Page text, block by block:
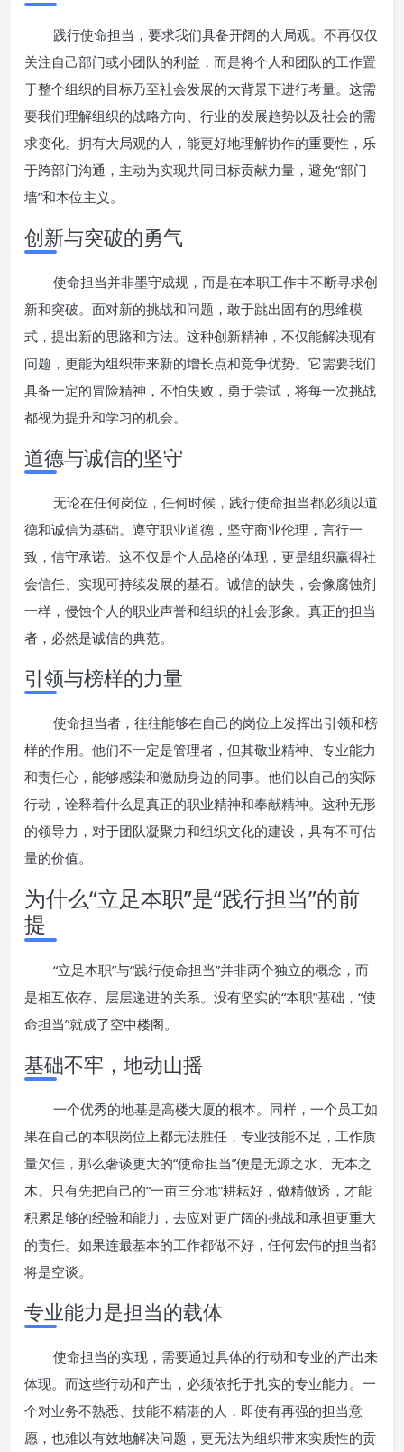
践行使命担当，要求我们具备开阔的大局观。不再仅仅
关注自己部门或小团队的利益，而是将个人和团队的工作置
于整个组织的目标乃至社会发展的大背景下进行考量。这需
要我们理解组织的战略方向、行业的发展趋势以及社会的需
求变化。拥有大局观的人，能更好地理解协作的重要性，乐
于跨部门沟通，主动为实现共同目标贡献力量，避免“部门
墙”和本位主义。
创新与突破的勇气
使命担当并非墨守成规，而是在本职工作中不断寻求创
新和突破。面对新的挑战和问题，敢于跳出固有的思维模
式，提出新的思路和方法。这种创新精神，不仅能解决现有
问题，更能为组织带来新的增长点和竞争优势。它需要我们
具备一定的冒险精神，不怕失败，勇于尝试，将每一次挑战
都视为提升和学习的机会。
道德与诚信的坚守
无论在任何岗位，任何时候，践行使命担当都必须以道
德和诚信为基础。遵守职业道德，坚守商业伦理，言行一
致，信守承诺。这不仅是个人品格的体现，更是组织赢得社
会信任、实现可持续发展的基石。诚信的缺失，会像腐蚀剂
一样，侵蚀个人的职业声誉和组织的社会形象。真正的担当
者，必然是诚信的典范。
引领与榜样的力量
使命担当者，往往能够在自己的岗位上发挥出引领和榜
样的作用。他们不一定是管理者，但其敬业精神、专业能力
和责任心，能够感染和激励身边的同事。他们以自己的实际
行动，诠释着什么是真正的职业精神和奉献精神。这种无形
的领导力，对于团队凝聚力和组织文化的建设，具有不可估
量的价值。
为什么“立足本职”是“践行担当”的前
提
“立足本职”与“践行使命担当”并非两个独立的概念，而
是相互依存、层层递进的关系。没有坚实的“本职”基础，“使
命担当”就成了空中楼阁。
基础不牢，地动山摇
一个优秀的地基是高楼大厦的根本。同样，一个员工如
果在自己的本职岗位上都无法胜任，专业技能不足，工作质
量欠佳，那么奢谈更大的“使命担当”便是无源之水、无本之
木。只有先把自己的“一亩三分地”耕耘好，做精做透，才能
积累足够的经验和能力，去应对更广阔的挑战和承担更重大
的责任。如果连最基本的工作都做不好，任何宏伟的担当都
将是空谈。
专业能力是担当的载体
使命担当的实现，需要通过具体的行动和专业的产出来
体现。而这些行动和产出，必须依托于扎实的专业能力。一
个对业务不熟悉、技能不精湛的人，即使有再强的担当意
愿，也难以有效地解决问题，更无法为组织带来实质性的贡